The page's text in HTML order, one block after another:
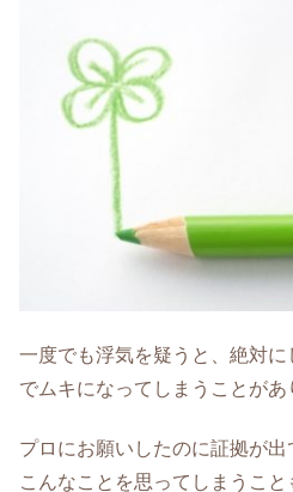
一度でも浮気を疑うと、絶対
でムキになってしまうことがあ
プロにお願いしたのに証拠が出
こんなことを思ってしまうこと